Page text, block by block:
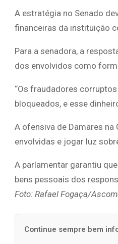
A estratégia no Senado
financeiras da instituição
Para a senadora, a
dos envolvidos como
“Os fraudadores
bloqueados, e esse
A ofensiva de Damares
envolvidas e jogar luz
A parlamentar garantiu
bens pessoais dos
Foto: Rafael Fogaça/
Continue sempre bem